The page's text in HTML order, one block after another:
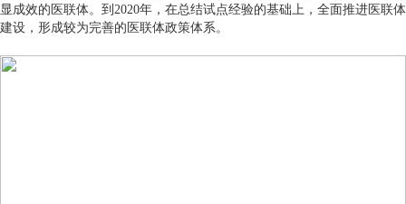
显成效的医联体。到2020年，在总结试点经验的基础上，全面推进医联体
建设，形成较为完善的医联体政策体系。